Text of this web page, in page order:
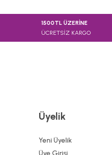
ve diğer konularda yetersiz
1500TL ÜZERİNE
ÜCRETSİZ KARGO
Üyelik
Yeni Üyelik
Üye Girişi